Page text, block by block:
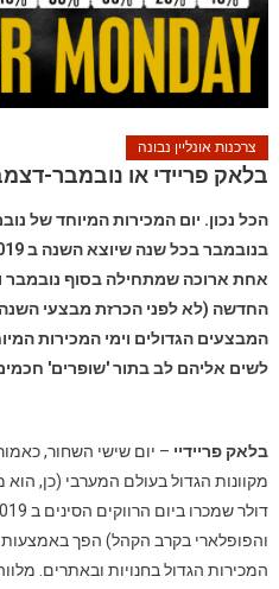
צרכנות אונליין נבונה
בלאק פריידי או נובמבר-
הכל נכון. יום המכירות המיוחד של
אחת ארוכה שמתחילה בסוף
החדשה (לא לפני הכרזת מבצעי
המבצעים הגדולים וימי המכירות
לשים אליהם לב בתור 'שופרים'
בלאק פריידיי – יום שישי השחור,
והפופלארי בקרב הקהל) הפך באמצעות
המכירות הגדול בחנויות ובאתרים.